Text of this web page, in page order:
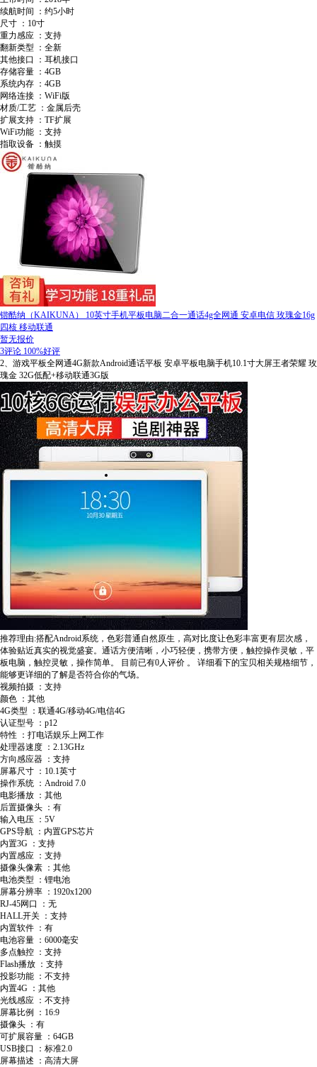
续航时间 ：约5小时
尺寸 ：10寸
重力感应 ：支持
翻新类型 ：全新
其他接口 ：耳机接口
存储容量 ：4GB
系统内存 ：4GB
网络连接 ：WiFi版
材质/工艺 ：金属后壳
扩展支持 ：TF扩展
WiFi功能 ：支持
指取设备 ：触摸
锴酷纳（KAIKUNA） 10英寸手机平板电脑二合一通话4g全网通 安卓电信 玫瑰金16g
四核 移动联通
暂无报价
3评论 100%好评
2、游戏平板全网通4G新款Android通话平板 安卓平板电脑手机10.1寸大屏王者荣耀 玫
瑰金 32G低配+移动联通3G版
推荐理由:搭配Android系统，色彩普通自然原生，高对比度让色彩丰富更有层次感，
体验贴近真实的视觉盛宴。通话方便清晰，小巧轻便，携带方便，触控操作灵敏，平
板电脑，触控灵敏，操作简单。
目前已有0人评价 。
详细看下的宝贝相关规格细节，
能够更详细的了解是否符合你的气场。
视频拍摄 ：支持
颜色 ：其他
4G类型 ：联通4G/移动4G/电信4G
认证型号 ：p12
特性 ：打电话娱乐上网工作
处理器速度 ：2.13GHz
方向感应器 ：支持
屏幕尺寸 ：10.1英寸
操作系统 ：Android 7.0
电影播放 ：其他
后置摄像头 ：有
输入电压 ：5V
GPS导航 ：内置GPS芯片
内置3G ：支持
内置感应 ：支持
摄像头像素 ：其他
电池类型 ：锂电池
屏幕分辨率 ：1920x1200
RJ-45网口 ：无
HALL开关 ：支持
内置软件 ：有
电池容量 ：6000毫安
多点触控 ：支持
Flash播放 ：支持
投影功能 ：不支持
内置4G ：其他
光线感应 ：不支持
屏幕比例 ：16:9
摄像头 ：有
可扩展容量 ：64GB
USB接口 ：标准2.0
屏幕描述 ：高清大屏